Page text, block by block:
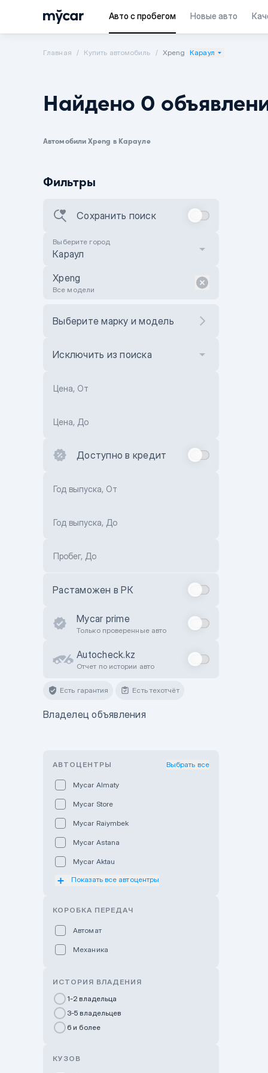
Авто с пробегом Новые авто
Главная Купить автомобиль Xpeng Караул
Найдено 0
Автомобили Xpeng в Карауле
Фильтры
Сохранить поиск
Выберите город
Караул
Xpeng
Все модели
Выберите марку и модель
Исключить из поиска
Цена, От
Цена, До
Доступно в кредит
Год выпуска, От
Год выпуска, До
Пробег, До
Растаможен в РК
Mycar prime
Только проверенные авто
Autocheck.kz
Отчет по истории авто
Есть гарантия Есть техотчёт
Владелец объявления
АВТОЦЕНТРЫ Выбрать все
Mycar Almaty
Mycar Store
Mycar Raiymbek
Mycar Astana
Mycar Aktau
Mycar Uralsk
GWM Nurly Zhol
Chery Astana
Показать все автоцентры
КОРОБКА ПЕРЕДАЧ
Автомат
Механика
ИСТОРИЯ ВЛАДЕНИЯ
1-2 владельца
3-5 владельцев
6 и более
КУЗОВ